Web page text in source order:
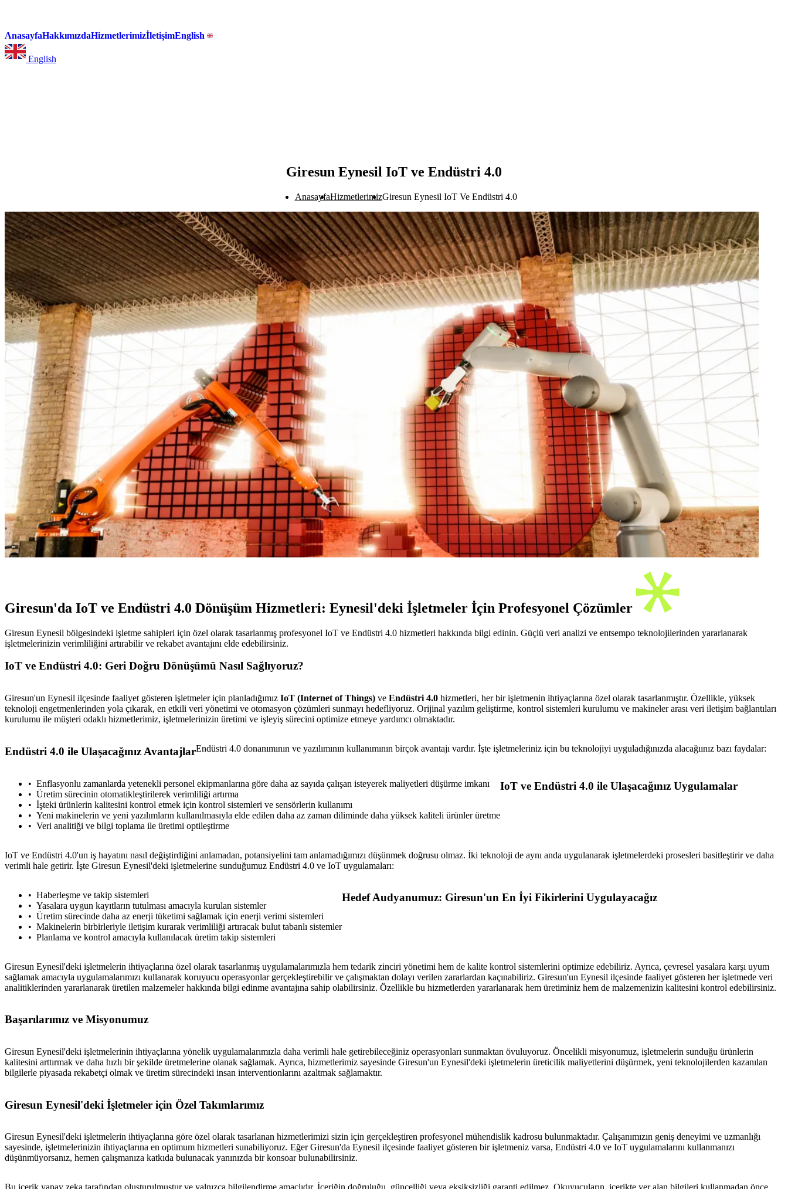
AnasayfaHakkımızdaHizmetlerimizİletişimEnglish
English
Giresun Eynesil IoT ve Endüstri 4.0
AnasayfaHizmetlerimizGiresun Eynesil IoT Ve Endüstri 4.0
Giresun'da IoT ve Endüstri 4.0 Dönüşüm Hizmetleri: Eynesil'deki İşletmeler İçin Profesyonel Çözümler
Giresun Eynesil bölgesindeki işletme sahipleri için özel olarak tasarlanmış profesyonel IoT ve Endüstri 4.0 hizmetleri hakkında bilgi edinin. Güçlü veri analizi ve entsempo teknolojilerinden yararlanarak
işletmelerinizin verimliliğini artırabilir ve rekabet avantajını elde edebilirsiniz.
IoT ve Endüstri 4.0: Geri Doğru Dönüşümü Nasıl Sağlıyoruz?
Giresun'un Eynesil ilçesinde faaliyet gösteren işletmeler için planladığımız IoT (Internet of Things) ve Endüstri 4.0 hizmetleri, her bir işletmenin ihtiyaçlarına özel olarak tasarlanmıştır. Özellikle, yüksek
teknoloji engetmenlerinden yola çıkarak, en etkili veri yönetimi ve otomasyon çözümleri sunmayı hedefliyoruz. Orijinal yazılım geliştirme, kontrol sistemleri kurulumu ve makineler arası veri iletişim bağlantıları
kurulumu ile müşteri odaklı hizmetlerimiz, işletmelerinizin üretimi ve işleyiş sürecini optimize etmeye yardımcı olmaktadır.
Endüstri 4.0 ile Ulaşacağınız AvantajlarEndüstri 4.0 donanımının ve yazılımının kullanımının birçok avantajı vardır. İşte işletmeleriniz için bu teknolojiyi uyguladığınızda alacağıınız bazı faydalar:
Enflasyonlu zamanlarda yetenekli personel ekipmanlarına göre daha az sayıda çalışan isteyerek maliyetleri düşürme imkanı
Üretim sürecinin otomatikleştirilerek verimliliği artırma
İşteki ürünlerin kalitesini kontrol etmek için kontrol sistemleri ve sensörlerin kullanımı
Yeni makinelerin ve yeni yazılımların kullanılmasıyla elde edilen daha az zaman diliminde daha yüksek kaliteli ürünler üretme
Veri analitiği ve bilgi toplama ile üretimi optileştirme
IoT ve Endüstri 4.0 ile Ulaşacağınız Uygulamalar
IoT ve Endüstri 4.0'un iş hayatını nasıl değiştirdiğini anlamadan, potansiyelini tam anlamadığımızı düşünmek doğrusu olmaz. İki teknoloji de aynı anda uygulanarak işletmelerdeki prosesleri basitleştirir ve daha
verimli hale getirir. İşte Giresun Eynesil'deki işletmelerine sunduğumuz Endüstri 4.0 ve IoT uygulamaları:
Haberleşme ve takip sistemleri
Yasalara uygun kayıtların tutulması amacıyla kurulan sistemler
Üretim sürecinde daha az enerji tüketimi sağlamak için enerji verimi sistemleri
Makinelerin birbirleriyle iletişim kurarak verimliliği artıracak bulut tabanlı sistemler
Planlama ve kontrol amacıyla kullanılacak üretim takip sistemleri
Hedef Audyanumuz: Giresun'un En İyi Fikirlerini Uygulayacağız
Giresun Eynesil'deki işletmelerin ihtiyaçlarına özel olarak tasarlanmış uygulamalarımızla hem tedarik zinciri yönetimi hem de kalite kontrol sistemlerini optimize edebiliriz. Ayrıca, çevresel yasalara karşı uyum
sağlamak amacıyla uygulamalarımızı kullanarak koruyucu operasyonlar gerçekleştirebilir ve çalışmaktan dolayı verilen zararlardan kaçınabiliriz. Giresun'un Eynesil ilçesinde faaliyet gösteren her işletmede veri
analitiklerinden yararlanarak üretilen malzemeler hakkında bilgi edinme avantajına sahip olabilirsiniz. Özellikle bu hizmetlerden yararlanarak hem üretiminiz hem de malzemenizin kalitesini kontrol edebilirsiniz.
Başarılarımız ve Misyonumuz
Giresun Eynesil'deki işletmelerinin ihtiyaçlarına yönelik uygulamalarımızla daha verimli hale getirebileceğiniz operasyonları sunmaktan övuluyoruz. Öncelikli misyonumuz, işletmelerin sunduğu ürünlerin
kalitesini arttırmak ve daha hızlı bir şekilde üretmelerine olanak sağlamak. Ayrıca, hizmetlerimiz sayesinde Giresun'un Eynesil'deki işletmelerin üreticilik maliyetlerini düşürmek, yeni teknolojilerden kazanılan
bilgilerle piyasada rekabetçi olmak ve üretim sürecindeki insan interventionlarını azaltmak sağlamaktır.
Giresun Eynesil'deki İşletmeler için Özel Takımlarımız
Giresun Eynesil'deki işletmelerin ihtiyaçlarına göre özel olarak tasarlanan hizmetlerimizi sizin için gerçekleştiren profesyonel mühendislik kadrosu bulunmaktadır. Çalışanımızın geniş deneyimi ve uzmanlığı
sayesinde, işletmelerinizin ihtiyaçlarına en optimum hizmetleri sunabiliyoruz. Eğer Giresun'da Eynesil ilçesinde faaliyet gösteren bir işletmeniz varsa, Endüstri 4.0 ve IoT uygulamalarını kullanmanızı
düşünmüyorsanız, hemen çalışmanıza katkıda bulunacak yanınızda bir konsoar bulunabilirsiniz.